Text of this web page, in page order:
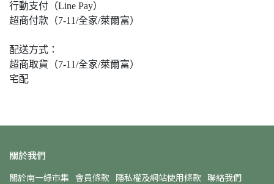
行動支付（Line Pay）
超商付款（7-11/全家/萊爾富）
配送方式：
超商取貨（7-11/全家/萊爾富）
宅配
關於我們
關於南一綠市集 會員條款 隱私權及網站使用條款 聯絡我們